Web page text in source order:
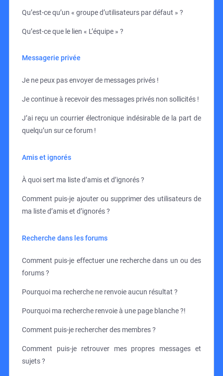
Qu’est-ce qu’un « groupe d’utilisateurs par défaut » ?
Qu’est-ce que le lien « L’équipe » ?
Messagerie privée
Je ne peux pas envoyer de messages privés !
Je continue à recevoir des messages privés non sollicités !
J’ai reçu un courrier électronique indésirable de la part de
quelqu’un sur ce forum !
Amis et ignorés
À quoi sert ma liste d’amis et d’ignorés ?
Comment puis-je ajouter ou supprimer des utilisateurs de
ma liste d’amis et d’ignorés ?
Recherche dans les forums
Comment puis-je effectuer une recherche dans un ou des
forums ?
Pourquoi ma recherche ne renvoie aucun résultat ?
Pourquoi ma recherche renvoie à une page blanche ?!
Comment puis-je rechercher des membres ?
Comment puis-je retrouver mes propres messages et
sujets ?